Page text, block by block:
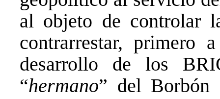
al objeto de controlar
contrarrestar, primero
desarrollo de los
“hermano” del Borbón